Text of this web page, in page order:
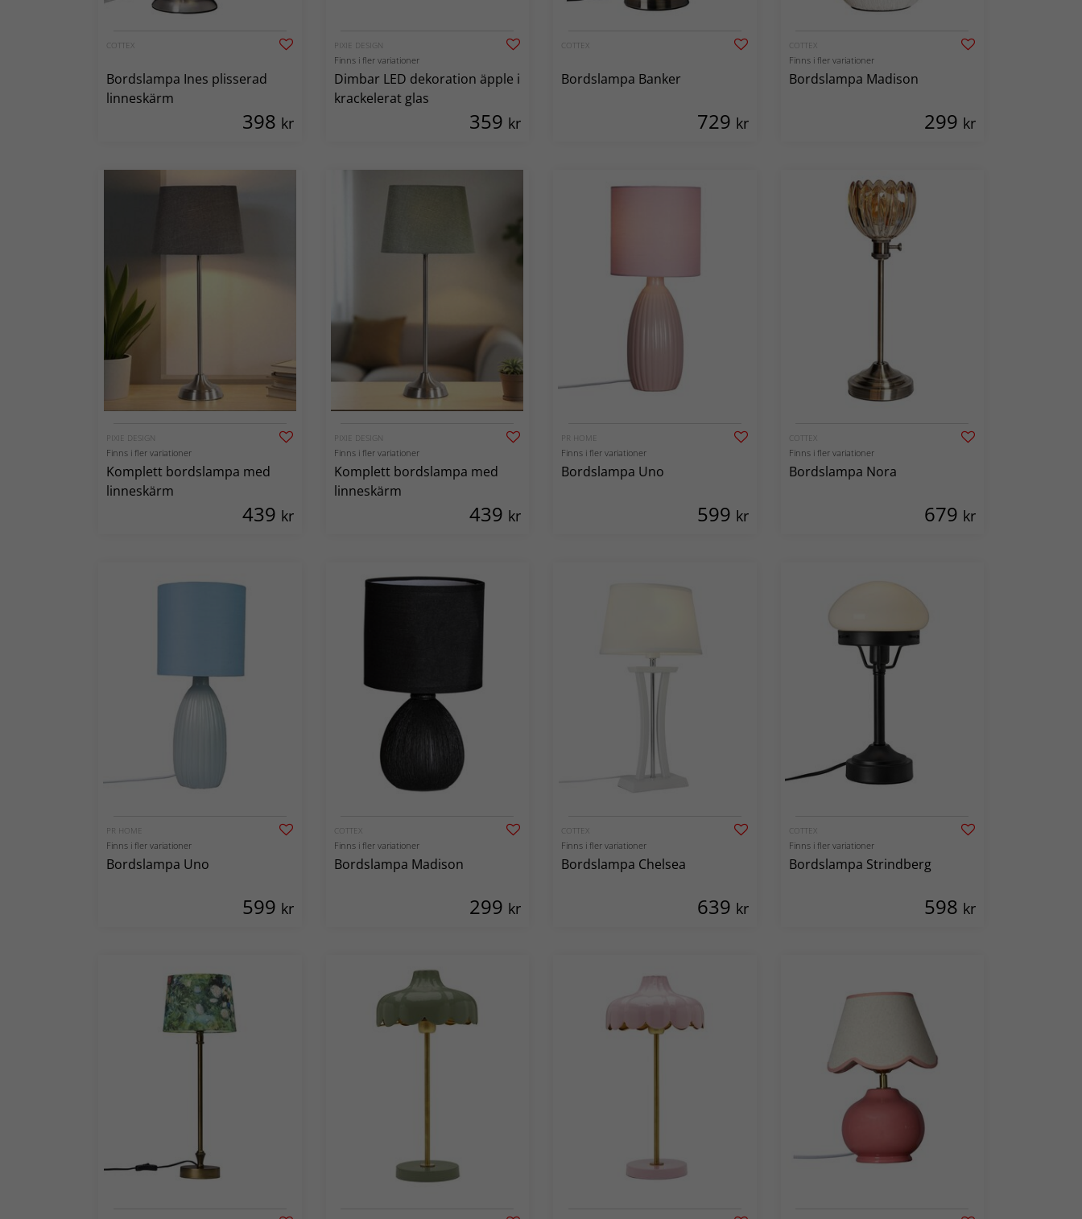
COTTEX
Bordslampa Ines plisserad
linneskärm
398 kr
PIXIE DESIGN
Finns i fler variationer
Dimbar LED dekoration äpple i
krackelerat glas
359 kr
COTTEX
Bordslampa Banker
729 kr
COTTEX
Finns i fler variationer
Bordslampa Madison
299 kr
PIXIE DESIGN
Finns i fler variationer
Komplett bordslampa med
linneskärm
439 kr
PIXIE DESIGN
Finns i fler variationer
Komplett bordslampa med
linneskärm
439 kr
PR HOME
Finns i fler variationer
Bordslampa Uno
599 kr
COTTEX
Finns i fler variationer
Bordslampa Nora
679 kr
PR HOME
Finns i fler variationer
Bordslampa Uno
599 kr
COTTEX
Finns i fler variationer
Bordslampa Madison
299 kr
COTTEX
Finns i fler variationer
Bordslampa Chelsea
639 kr
COTTEX
Finns i fler variationer
Bordslampa Strindberg
598 kr